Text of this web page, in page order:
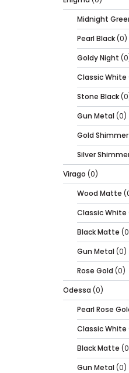
Midnight
Pearl Black(0)
Goldy Night
Classic White
Stone Black
Gun Metal(0)
Gold Shimmer
Silver
Virago (0)
Wood Matte
Classic White
Black Matte
Gun Metal(0)
Rose Gold (0)
Odessa (0)
Pearl Rose
Classic White
Black Matte
Gun Metal(0)